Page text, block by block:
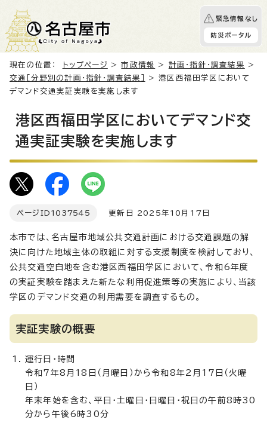
緊急情報なし
防災ポータル
現在の位置： トップページ >市政情報 > 計画・指針・調査結果
>
交通［分野別の計画・指針・調査結果］
> 港区西福田学区において
デマンド交通実証実験を実施します
港区西福田学区においてデマンド交
通実証実験を実施します
ページID 1037545 更新日 2025年10月17日
本市では、名古屋市地域公共交通計画における交通課題の解
決に向けた地域主体の取組に対する支援制度を検討しており、
公共交通空白地を含む港区西福田学区において、令和6年度
の実証実験を踏まえた新たな利用促進策等の実施により、当該
学区のデマンド交通の利用需要を調査するもの。
実証実験の概要
運行日・時間
令和7年8月18日（月曜日）から令和8年2月17日（火曜
日）
年末年始を含む、平日・土曜日・日曜日・祝日の午前8時30
分から午後6時30分